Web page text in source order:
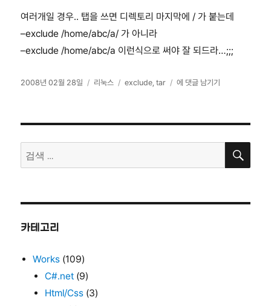
여러개일 경우.. 탭을 쓰면 디렉토리 마지막에 / 가 붙는데
–exclude /home/abc/a/ 가 아니라
–exclude /home/abc/a 이런식으로 써야 잘 되드라…;;;
작
2008년 02월 28일
카
리눅스
태
exclude,tar
tar
토
제
에 댓글 남기기
검
색:
검
카테고리
Works (109)
C#.net (9)
Html/Css (3)